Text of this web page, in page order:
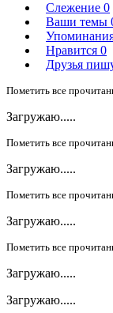
Слежение 0
Ваши темы
Нравится 0
Друзья
Пометить все
Загружаю.....
Пометить все
Загружаю.....
Пометить все
Загружаю.....
Пометить все
Загружаю.....
Загружаю.....